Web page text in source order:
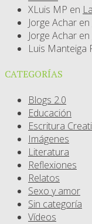
XLuis MP en
Jorge Achar en
Jorge Achar en
Luis Manteiga
CATEGORÍAS
Blogs 2.0
Educación
Escritura
Imágenes
Literatura
Reflexiones
Relatos
Sexo y amor
Sin categoría
Vídeos